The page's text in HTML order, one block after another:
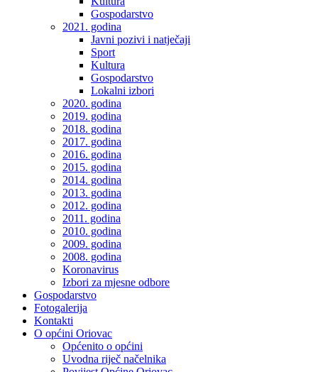
Gospodarstvo
2021. godina
Javni pozivi i natječaji
Sport
Kultura
Gospodarstvo
Lokalni izbori
2020. godina
2019. godina
2018. godina
2017. godina
2016. godina
2015. godina
2014. godina
2013. godina
2012. godina
2011. godina
2010. godina
2009. godina
2008. godina
Koronavirus
Izbori za mjesne odbore
Gospodarstvo
Fotogalerija
Kontakti
O općini Oriovac
Općenito o općini
Uvodna riječ načelnika